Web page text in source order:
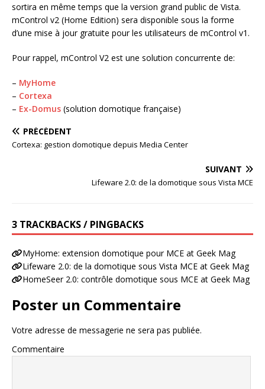
sortira en même temps que la version grand public de Vista.
mControl v2 (Home Edition) sera disponible sous la forme
d’une mise à jour gratuite pour les utilisateurs de mControl v1.
Pour rappel, mControl V2 est une solution concurrente de:
– MyHome
– Cortexa
– Ex-Domus (solution domotique française)
PRÉCÉDENT
Cortexa: gestion domotique depuis Media Center
SUIVANT
Lifeware 2.0: de la domotique sous Vista MCE
3 TRACKBACKS / PINGBACKS
MyHome: extension domotique pour MCE at Geek Mag
Lifeware 2.0: de la domotique sous Vista MCE at Geek Mag
HomeSeer 2.0: contrôle domotique sous MCE at Geek Mag
Poster un Commentaire
Votre adresse de messagerie ne sera pas publiée.
Commentaire